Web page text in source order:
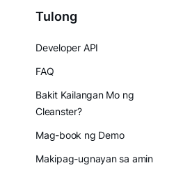
Tulong
Developer API
FAQ
Bakit Kailangan Mo ng
Cleanster?
Mag-book ng Demo
Makipag-ugnayan sa amin